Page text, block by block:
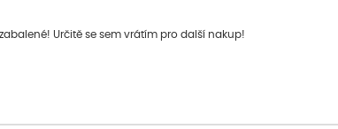
Určitě se sem vrátím pro další nakup!